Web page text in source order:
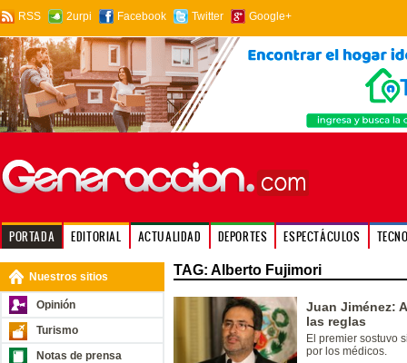
RSS 2urpi Facebook Twitter Google+
PORTADA EDITORIAL ACTUALIDAD DEPORTES ESPECTÁCULOS
Nuestros sitios
Opinión
Turismo
Notas de prensa
TAG: Alberto Fujimori
Juan Jiménez:
las reglas
El premier sostuvo
por los médicos.